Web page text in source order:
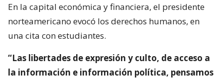
En la capital económica y financiera, el presidente
norteamericano evocó los derechos humanos, en
una cita con estudiantes.
“Las libertades de expresión y culto, de acceso a
la información e información política, pensamos